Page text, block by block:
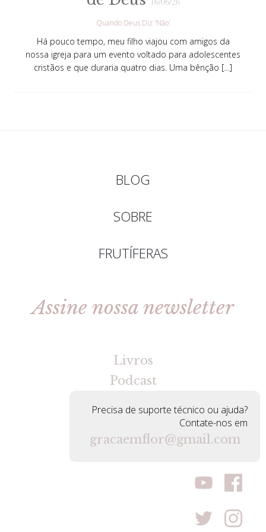
Quando Deus Diz 'Não'
Há pouco tempo, meu filho viajou com amigos da
nossa igreja para um evento voltado para adolescentes
cristãos e que duraria quatro dias. Uma bênção […]
BLOG
SOBRE
FRUTÍFERAS
Assine nossa newsletter
Livros
Podcast
Precisa de suporte técnico ou ajuda?
Contate-nos em
gracaemflor@gmail.com